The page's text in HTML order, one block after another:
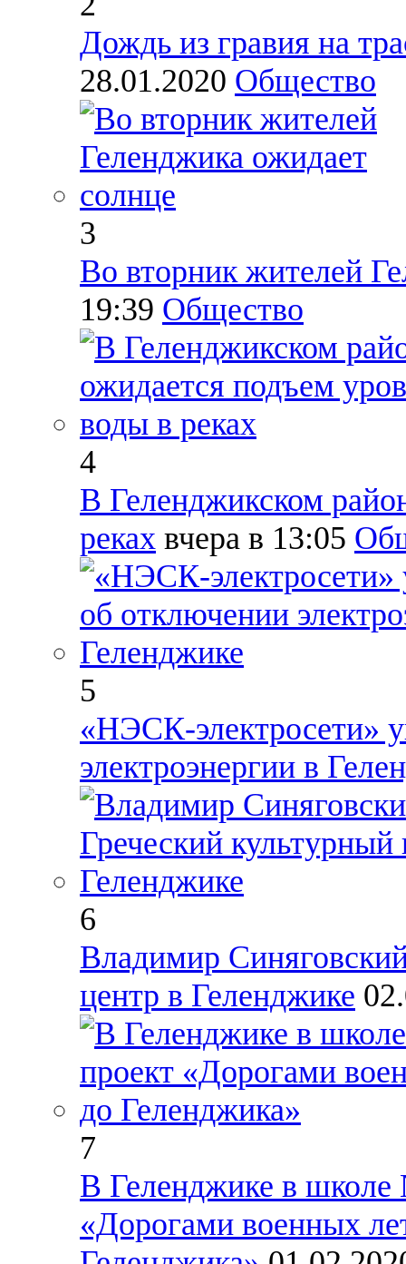
Дождь из гравия на
28.01.2020 Общество
3
Во вторник жителей
19:39 Общество
4
В Геленджикском
реках вчера в 13:05
5
«НЭСК-электросети»
электроэнергии в
6
Владимир
центр в Геленджике
7
В Геленджике в школе
«Дорогами военных